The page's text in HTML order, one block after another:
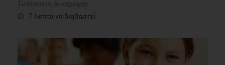
Συστάσεις Διατροφής
7 λεπτά να διαβαστεί